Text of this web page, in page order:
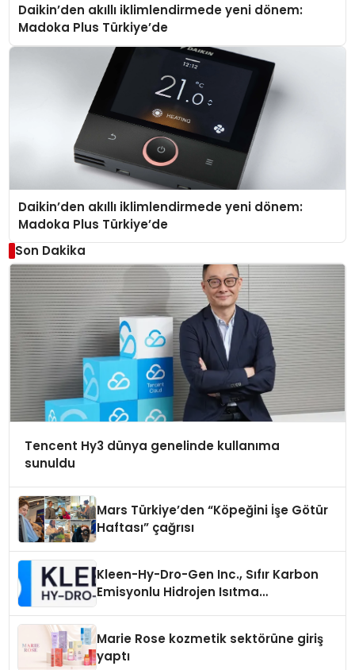
Daikin’den akıllı iklimlendirmede yeni dönem:
Madoka Plus Türkiye’de
Daikin’den akıllı iklimlendirmede yeni dönem:
Madoka Plus Türkiye’de
Son Dakika
Tencent Hy3 dünya genelinde kullanıma
sunuldu
Mars Türkiye’den “Köpeğini İşe Götür
Haftası” çağrısı
Kleen-Hy-Dro-Gen Inc., Sıfır Karbon
Emisyonlu Hidrojen Isıtma
Marie Rose kozmetik sektörüne giriş
yaptı